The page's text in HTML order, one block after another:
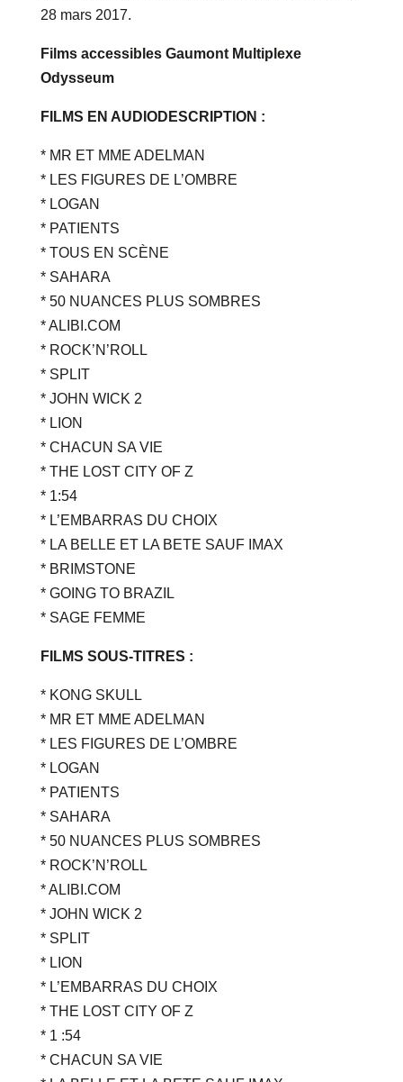
28 mars 2017.
Films accessibles Gaumont Multiplexe
Odysseum
FILMS EN AUDIODESCRIPTION :
* MR ET MME ADELMAN
* LES FIGURES DE L’OMBRE
* LOGAN
* PATIENTS
* TOUS EN SCÈNE
* SAHARA
* 50 NUANCES PLUS SOMBRES
* ALIBI.COM
* ROCK’N’ROLL
* SPLIT
* JOHN WICK 2
* LION
* CHACUN SA VIE
* THE LOST CITY OF Z
* 1:54
* L’EMBARRAS DU CHOIX
* LA BELLE ET LA BETE SAUF IMAX
* BRIMSTONE
* GOING TO BRAZIL
* SAGE FEMME
FILMS SOUS-TITRES :
* KONG SKULL
* MR ET MME ADELMAN
* LES FIGURES DE L’OMBRE
* LOGAN
* PATIENTS
* SAHARA
* 50 NUANCES PLUS SOMBRES
* ROCK’N’ROLL
* ALIBI.COM
* JOHN WICK 2
* SPLIT
* LION
* L’EMBARRAS DU CHOIX
* THE LOST CITY OF Z
* 1 :54
* CHACUN SA VIE